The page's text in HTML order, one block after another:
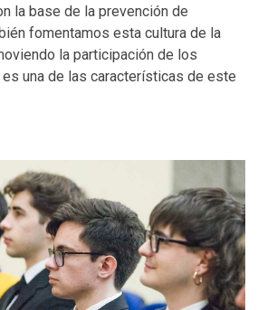
la base de la prevención de
fomentamos esta cultura de la
la participación de los
una de las características de este